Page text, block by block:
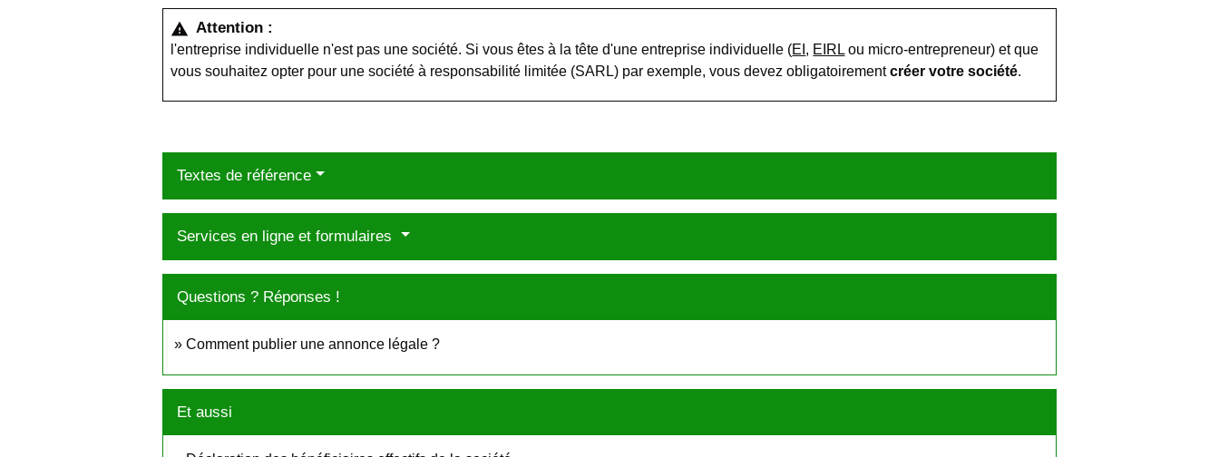
warning Attention :
l'entreprise individuelle n'est pas une société. Si vous êtes à la tête d'une entreprise individuelle (EI , EIRLou micro-entrepreneur) et que
vous souhaitez opter pour une société à responsabilité limitée (SARL) par exemple, vous devez obligatoirementcréer votre société.
Textes de référence
Services en ligne et formulaires
Questions ? Réponses !
Comment publier une annonce légale ?
Et aussi